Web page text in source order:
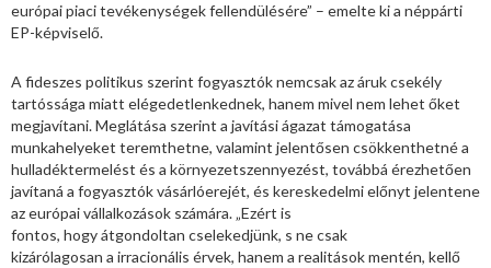
európai piaci tevékenységek fellendülésére” – emelte ki a néppárti
EP-képviselő.
A fideszes politikus szerint fogyasztók nemcsak az áruk csekély
tartóssága miatt elégedetlenkednek, hanem mivel nem lehet őket
megjavítani. Meglátása szerint a javítási ágazat támogatása
munkahelyeket teremthetne, valamint jelentősen csökkenthetné a
hulladéktermelést és a környezetszennyezést, továbbá érezhetően
javítaná a fogyasztók vásárlóerejét, és kereskedelmi előnyt jelentene
az európai vállalkozások számára. „Ezért is
fontos, hogy átgondoltan cselekedjünk, s ne csak
kizárólagosan a irracionális érvek, hanem a realitások mentén, kellő